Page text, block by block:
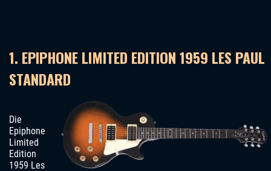
1. EPIPHONE LIMITED EDITION 1959 LES PAUL
STANDARD
Die
Epiphone
Limited
Edition
1959 Les